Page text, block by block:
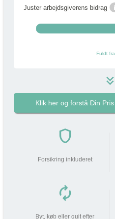
Juster arbejdsgiverens bidrag i
Fuldt
keyboard_double_arrow_down
Beskatning (lidt som fri mobil)
Klik her og forstå Din
shield
Forsikring inkluderet
autorenew
Byt, køb eller quit efter